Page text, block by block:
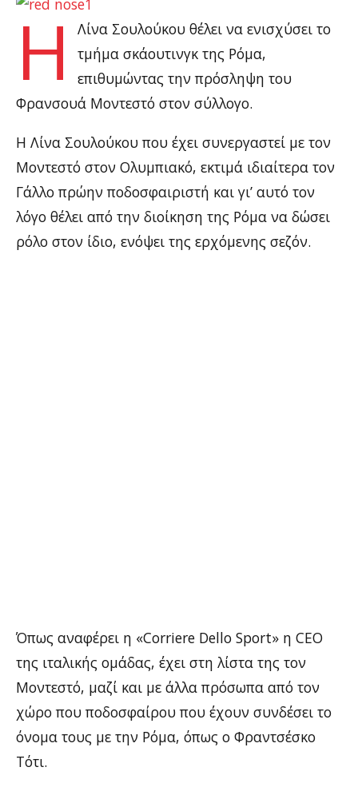
Η
Λίνα Σουλούκου θέλει να ενισχύσει το
τμήμα σκάουτινγκ της Ρόμα,
επιθυμώντας την πρόσληψη του
Φρανσουά Μοντεστό στον σύλλογο.
Η Λίνα Σουλούκου που έχει συνεργαστεί με τον
Μοντεστό στον Ολυμπιακό, εκτιμά ιδιαίτερα τον
Γάλλο πρώην ποδοσφαιριστή και γι’ αυτό τον
λόγο θέλει από την διοίκηση της Ρόμα να δώσει
ρόλο στον ίδιο, ενόψει της ερχόμενης σεζόν.
Όπως αναφέρει η «Corriere Dello Sport» η CEO
της ιταλικής ομάδας, έχει στη λίστα της τον
Μοντεστό, μαζί και με άλλα πρόσωπα από τον
χώρο που ποδοσφαίρου που έχουν συνδέσει το
όνομα τους με την Ρόμα, όπως ο Φραντσέσκο
Τότι.